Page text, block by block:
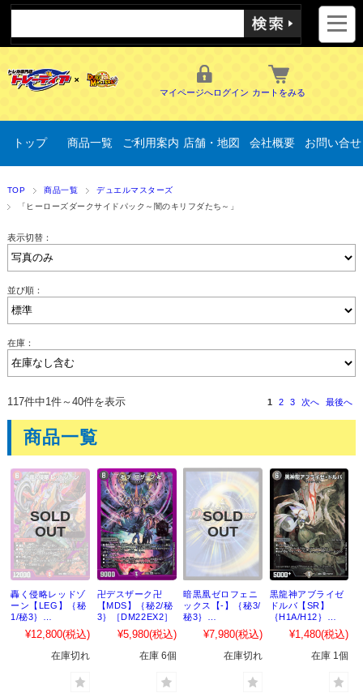
マイページへログイン カートをみる
トップ 商品一覧 ご利用案内 店舗・地図 会社概要 お問い合せ
TOP 商品一覧
デュエルマスターズ
「ヒーローズダークサイドパック～闇のキリフダたち～」
表示切替：
並び順：
在庫：
117件中1件～40件を表示 1 2 3 次へ 最後へ
商品一覧
轟く侵略レッドゾ
ーン【LEG】｛秘
1/秘3｝
［DM22EX2］
¥12,800(税込)
在庫切れ
卍デスザーク卍
【MDS】｛秘2/秘
3｝［DM22EX2］
¥5,980(税込)
在庫 6個
暗黒凰ゼロフェニ
ックス【-】｛秘3/
秘3｝
［DM22EX2］
¥7,980(税込)
在庫切れ
黒龍神アブライゼ
ドルバ【SR】
｛H1A/H12｝
［DM22EX2］
¥1,480(税込)
在庫 1個